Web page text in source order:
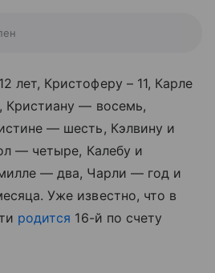
лет, Кристоферу – 11, Карле
Кристиану — восемь,
— шесть, Кэлвину и
— четыре, Калебу и
— два, Чарли — год и
Уже известно, что в
родится 16-й по счету